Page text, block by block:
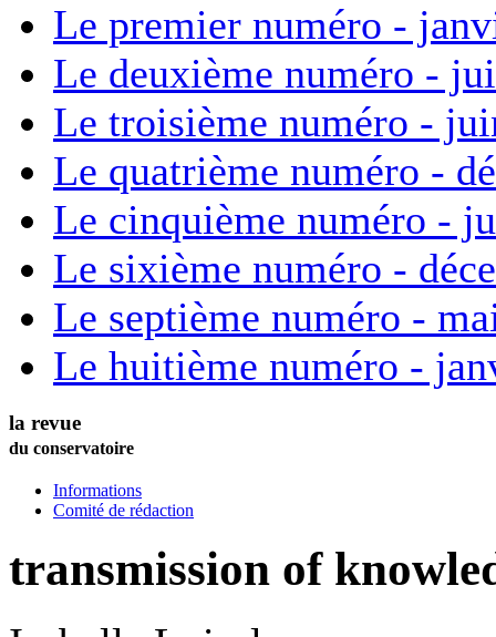
Le premier numéro -
Le deuxième numéro -
Le troisième numéro -
Le quatrième numéro -
Le cinquième numéro -
Le sixième numéro -
Le septième numéro -
Le huitième numéro -
la revue
du conservatoire
Informations
Comité de rédaction
transmission of